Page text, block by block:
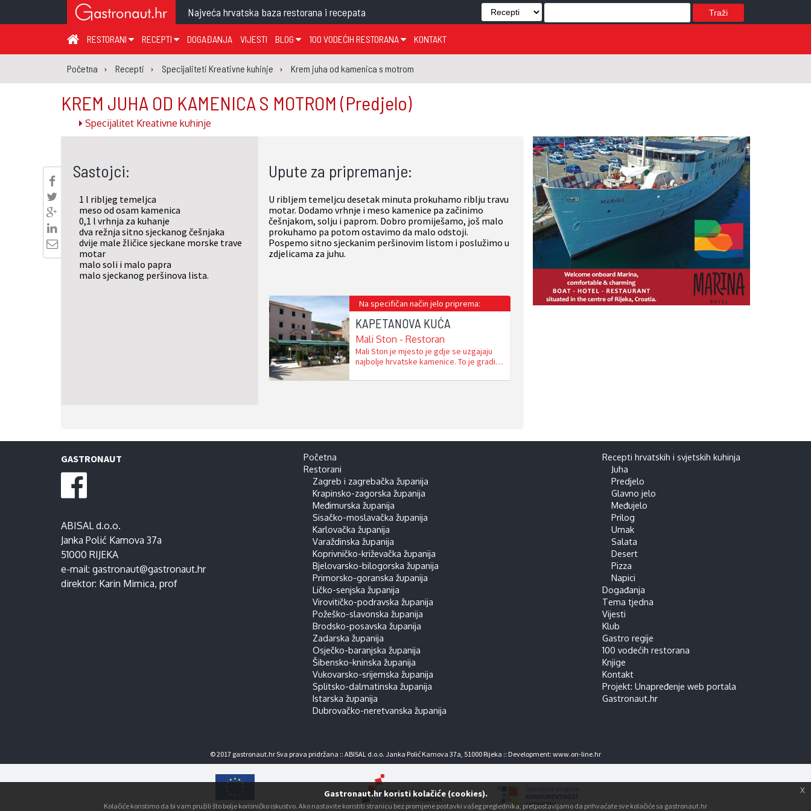
Najveća hrvatska baza restorana i recepata Traži
RESTORANI
ZAGREB I ZAGREBAČKA ŽUPANIJA
KRAPINSKO-ZAGORSKA ŽUPANIJA
MEĐIMURSKA ŽUPANIJA
SISAČKO-MOSLAVAČKA ŽUPANIJA
KARLOVAČKA ŽUPANIJA
VARAŽDINSKA ŽUPANIJA
KOPRIVNIČKO-KRIŽEVAČKA ŽUPANIJA
VIROVITIČKO-PODRAVSKA ŽUPANIJA
POŽEŠKO-SLAVONSKA ŽUPANIJA
OSJEČKO-BARANJSKA ŽUPANIJA
ŠIBENSKO-KNINSKA ŽUPANIJA
VUKOVARSKO-SRIJEMSKA ŽUPANIJA
SPLITSKO-DALMATINSKA ŽUPANIJA
ISTARSKA ŽUPANIJA
DUBROVAČKO-NERETVANSKA ŽUPANIJA
RECEPTI
JUHA
PREDJELO
GLAVNO JELO
MEĐUJELO
PRILOG
UMAK
SALATA
DOGAĐANJA VIJESTI BLOG
TEMA TJEDNA
ZANIMLJIVOSTI
KLUB
GASTRO REGIJE
100 VODEĆIH RESTORANA
GLASANJE KNJIGE
KONTAKT
Početna Recepti Specijaliteti Kreativne kuhinje Krem juha od kamenica s motrom
KREM JUHA OD KAMENICA S MOTROM (Predjelo)
Specijalitet Kreativne kuhinje
Sastojci:
1 l ribljeg temeljca
meso od osam kamenica
0,1 l vrhnja za kuhanje
dva režnja sitno sjeckanog češnjaka
dvije male žličice sjeckane morske trave
motar
malo soli i malo papra
malo sjeckanog peršinova lista.
Upute za pripremanje:
U ribljem temeljcu desetak minuta prokuhamo riblju travu
motar. Dodamo vrhnje i meso kamenice pa začinimo
češnjakom, solju i paprom. Dobro promiješamo, još malo
prokuhamo pa potom ostavimo da malo odstoji.
Pospemo sitno sjeckanim peršinovim listom i poslužimo u
zdjelicama za juhu.
Na specifičan način jelo priprema:
KAPETANOVA KUĆA
Mali Ston - Restoran
Mali Ston je mjesto je gdje se uzgajaju
najbolje hrvatske kamenice. To je gradić
zidinama u Europi i po staroj solani. Od
GASTRONAUT
ABISAL d.o.o.
Janka Polić Kamova 37a
51000 RIJEKA
e-mail: gastronaut@gastronaut.hr
direktor: Karin Mimica, prof
Početna
Restorani
Zagreb i zagrebačka županija
Krapinsko-zagorska županija
Međimurska županija
Sisačko-moslavačka županija
Karlovačka županija
Varaždinska županija
Koprivničko-križevačka županija
Bjelovarsko-bilogorska županija
Primorsko-goranska županija
Ličko-senjska županija
Virovitičko-podravska županija
Požeško-slavonska županija
Brodsko-posavska županija
Zadarska županija
Osječko-baranjska županija
Šibensko-kninska županija
Vukovarsko-srijemska županija
Splitsko-dalmatinska županija
Istarska županija
Dubrovačko-neretvanska županija
Recepti hrvatskih i svjetskih kuhinja
Juha
Predjelo
Glavno jelo
Međujelo
Prilog
Umak
Salata
Desert
Pizza
Napici
Događanja
Tema tjedna
Vijesti
Klub
Gastro regije
100 vodećih restorana
Knjige
Kontakt
Projekt: Unapređenje web portala
Gastronaut.hr
© 2017 gastronaut.hr Sva prava pridržana :: ABISAL d.o.o. Janka Polić Kamova 37a, 51000 Rijeka :: Development: www.on-line.hr
Gastronaut.hr koristi kolačiće (cookies).
Kolačiće koristimo da bi vam pružili što bolje korisničko iskustvo. Ako nastavite koristiti stranicu bez promjene postavki vašeg preglednika, pretpostavljamo da prihvaćate sve kolačiće sa gastronaut.hr
x